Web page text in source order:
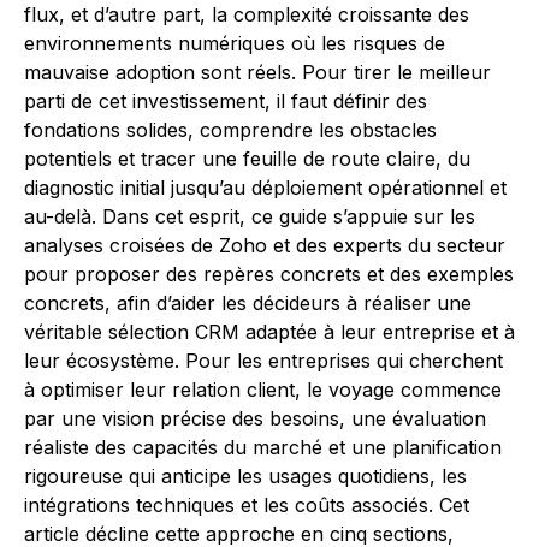
flux, et d’autre part, la complexité croissante des
environnements numériques où les risques de
mauvaise adoption sont réels. Pour tirer le meilleur
parti de cet investissement, il faut définir des
fondations solides, comprendre les obstacles
potentiels et tracer une feuille de route claire, du
diagnostic initial jusqu’au déploiement opérationnel et
au-delà. Dans cet esprit, ce guide s’appuie sur les
analyses croisées de Zoho et des experts du secteur
pour proposer des repères concrets et des exemples
concrets, afin d’aider les décideurs à réaliser une
véritable sélection CRM adaptée à leur entreprise et à
leur écosystème. Pour les entreprises qui cherchent
à optimiser leur relation client, le voyage commence
par une vision précise des besoins, une évaluation
réaliste des capacités du marché et une planification
rigoureuse qui anticipe les usages quotidiens, les
intégrations techniques et les coûts associés. Cet
article décline cette approche en cinq sections,